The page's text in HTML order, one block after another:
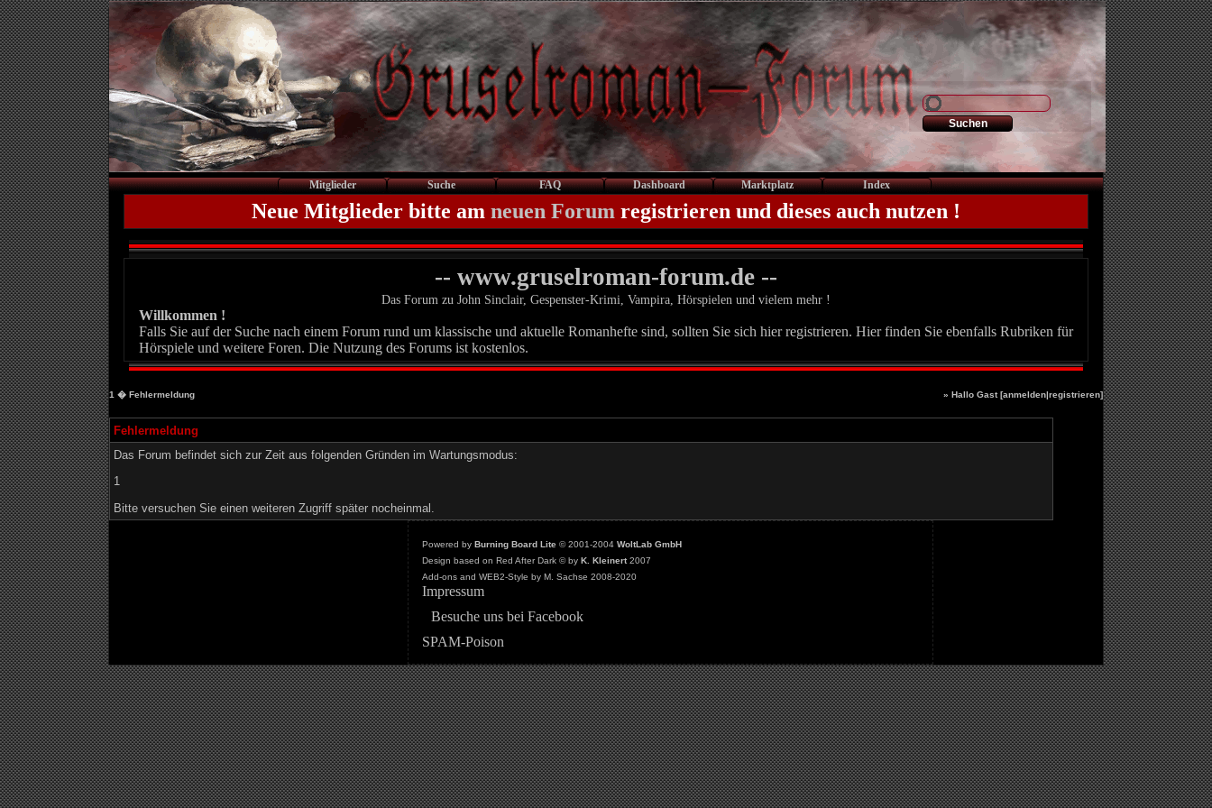
Mitglieder Suche FAQ Dashboard Marktplatz Index
Neue Mitglieder bitte am neuen Forum registrieren und dieses auch nutzen !
-- www.gruselroman-forum.de --
Das Forum zu John Sinclair, Gespenster-Krimi, Vampira, Hörspielen und vielem mehr !
Willkommen !
Falls Sie auf der Suche nach einem Forum rund um klassische und aktuelle Romanhefte sind, sollten Sie sich hier registrieren. Hier finden Sie ebenfalls Rubriken für
Hörspiele und weitere Foren. Die Nutzung des Forums ist kostenlos.
1 � Fehlermeldung » Hallo Gast [anmelden|registrieren]
Fehlermeldung
Das Forum befindet sich zur Zeit aus folgenden Gründen im Wartungsmodus:
1
Bitte versuchen Sie einen weiteren Zugriff später nocheinmal.
Powered by Burning Board Lite© 2001-2004 WoltLab GmbH
Design based on Red After Dark © by K. Kleinert2007
Add-ons and WEB2-Style by M. Sachse 2008-2020
Impressum
Besuche uns bei Facebook
SPAM-Poison